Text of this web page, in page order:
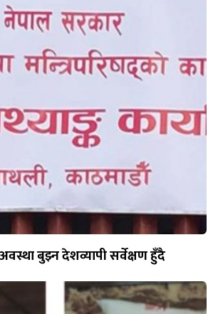
बुझ्न देशव्यापी सर्वेक्षण हुँदै